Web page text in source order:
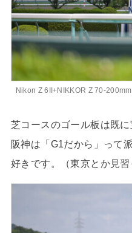
Nikon Z 6II+NIKKOR Z 70-
芝コースのゴール板は既に
阪神は「G1だから」って
好きです。（東京とか見習